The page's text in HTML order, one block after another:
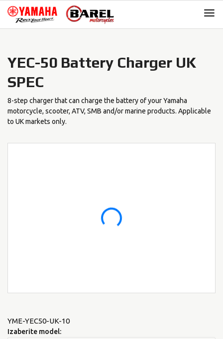
Skip
navigation
Skip
content
YEC-50 Battery Charger UK
SPEC
8-step charger that can charge the battery of your Yamaha
motorcycle, scooter, ATV, SMB and/or marine products. Applicable
to UK markets only.
YME-YEC50-UK-10
Izaberite model: